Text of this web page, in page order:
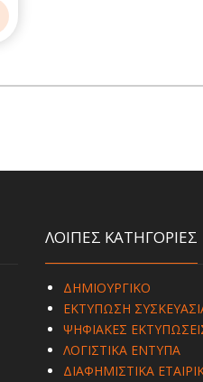
ΛΟΙΠΕΣ ΚΑΤΗΓΟΡΙΕΣ
ΔΗΜΙΟΥΡΓΙΚΟ
ΕΚΤΥΠΩΣΗ
ΨΗΦΙΑΚΕΣ
ΛΟΓΙΣΤΙΚΑ ΕΝΤΥΠΑ
ΔΙΑΦΗΜΙΣΤΙΚΑ